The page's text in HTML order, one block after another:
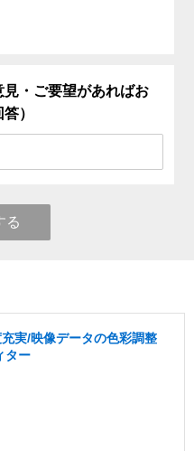
・ご要望があればお
）
る
実/映像データの色彩調整
ター